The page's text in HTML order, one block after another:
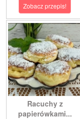
Zobacz przepis!
Racuchy z
papierówkami...